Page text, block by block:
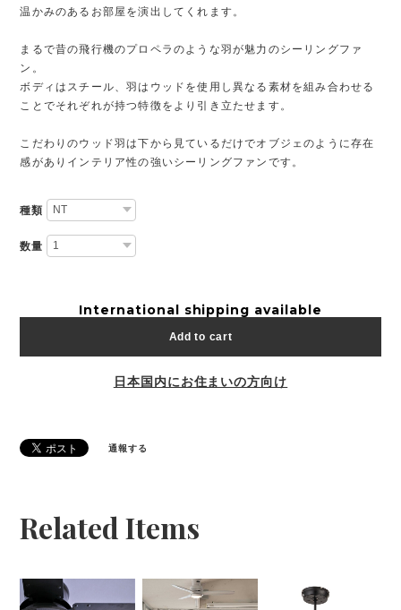
温かみのあるお部屋を演出してくれます。
まるで昔の飛行機のプロペラのような羽が魅力のシーリングファ
ン。
ボディはスチール、羽はウッドを使用し異なる素材を組み合わせる
ことでそれぞれが持つ特徴をより引き立たせます。
こだわりのウッド羽は下から見ているだけでオブジェのように存在
感がありインテリア性の強いシーリングファンです。
種類
数量
International shipping available
Add to cart
日本国内にお住まいの方向け
通報する
Related Items